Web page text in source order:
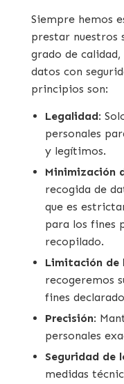
Siempre hemos
prestar nuestros
grado de
datos con
principios son:
Legalidad:
personales
y legítimos.
Minimización
recogida de
que es
para los fines
recopilado.
Limitación de
recogeremos
fines
Precisión:
personales
Seguridad de
medidas